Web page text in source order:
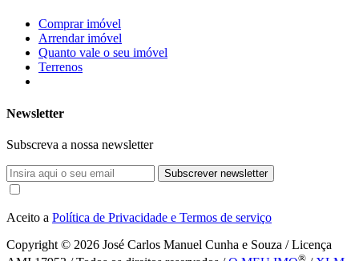
Comprar imóvel
Arrendar imóvel
Quanto vale o seu imóvel
Terrenos
Newsletter
Subscreva a nossa newsletter
Subscrever newsletter
Aceito a Política de Privacidade e Termos de serviço
Copyright © 2026 José Carlos Manuel Cunha e Souza / Licença
®